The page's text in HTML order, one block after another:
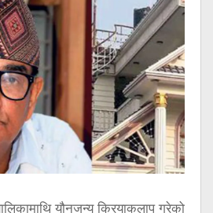
यौनजन्य क्रियाकलाप गरेको